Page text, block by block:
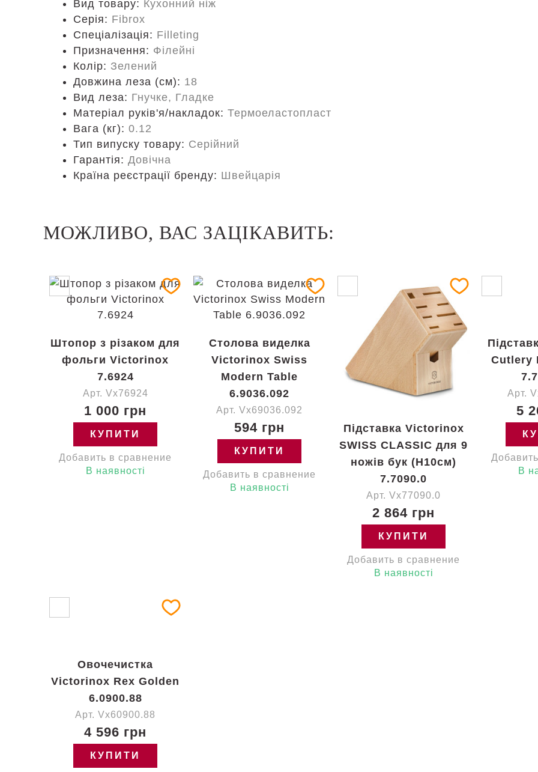
Вид товару: Кухонний ніж
Серія: Fibrox
Спеціалізація: Filleting
Призначення: Філейні
Колір: Зелений
Довжина леза (см): 18
Вид леза: Гнучке, Гладке
Матеріал руків'я/накладок: Термоеластопласт
Вага (кг): 0.12
Тип випуску товару: Серійний
Гарантія: Довічна
Країна реєстрації бренду: Швейцарія
МОЖЛИВО, ВАС ЗАЦІКАВИТЬ:
Штопор з різаком для
фольги Victorinox
7.6924
Арт. Vx76924
1 000 грн
КУПИТИ
Добавить в сравнение
В наявності
Столова виделка
Victorinox Swiss
Modern Table
6.9036.092
Арт. Vx69036.092
594 грн
КУПИТИ
Добавить в сравнение
В наявності
Підставка Victorinox
SWISS CLASSIC для 9
ножів бук (H10см)
7.7090.0
Арт. Vx77090.0
2 864 грн
КУПИТИ
Добавить в сравнение
В наявності
Cutlery
Арт.
5
В
Овочечистка
Victorinox Rex Golden
6.0900.88
Арт. Vx60900.88
4 596 грн
КУПИТИ